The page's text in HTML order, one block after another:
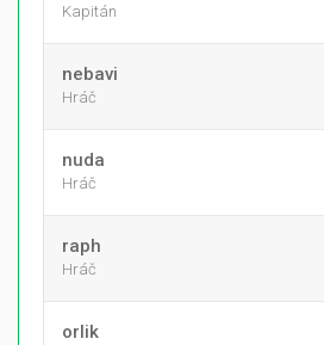
Kapitán
nebavi
Hráč
nuda
Hráč
raph
Hráč
orlik